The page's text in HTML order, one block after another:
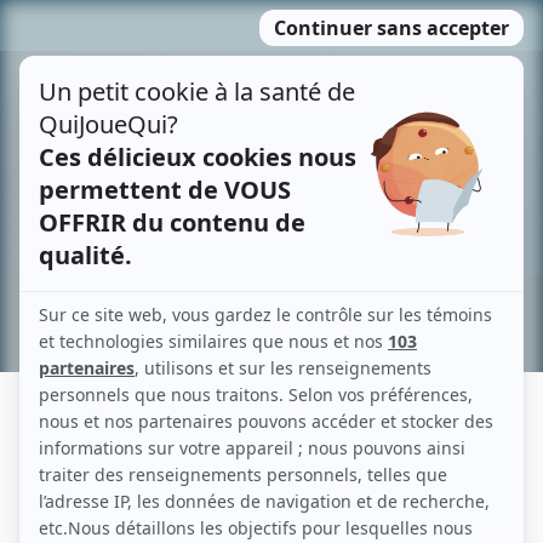
MENU
contenu
Recherche avancée »
MARIE-CLAUDE HÉNAULT
Liens
Fiche de Marie-Claude Hénault sur Showbizz.net